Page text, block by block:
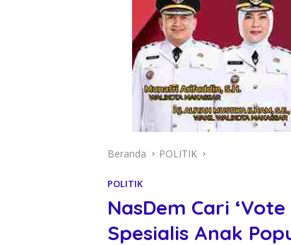
Beranda POLITIK
POLITIK
NasDem Cari
Spesialis Anak